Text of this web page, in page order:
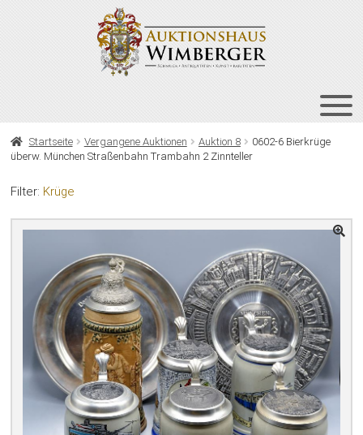
HOME
ÜBER UNS
KONTAKT
NEWSLETTER
Startseite Vergangene Auktionen Auktion 8
0602-6 Bierkrüge
überw. München Straßenbahn Trambahn 2 Zinnteller
Filter: Krüge